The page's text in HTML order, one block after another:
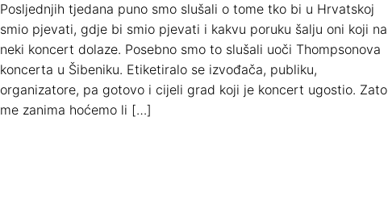
Posljednjih tjedana puno smo slušali o tome tko bi u Hrvatskoj
smio pjevati, gdje bi smio pjevati i kakvu poruku šalju oni koji na
neki koncert dolaze. Posebno smo to slušali uoči Thompsonova
koncerta u Šibeniku. Etiketiralo se izvođača, publiku,
organizatore, pa gotovo i cijeli grad koji je koncert ugostio. Zato
me zanima hoćemo li […]